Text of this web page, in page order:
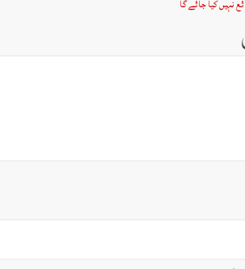
نہیں کیا جائے گا